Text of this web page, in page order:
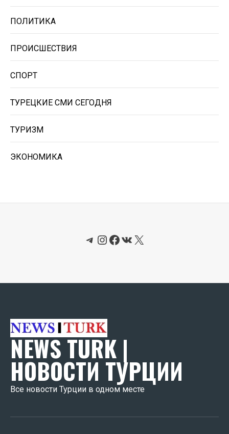
ПОЛИТИКА
ПРОИСШЕСТВИЯ
СПОРТ
ТУРЕЦКИЕ СМИ СЕГОДНЯ
ТУРИЗМ
ЭКОНОМИКА
Telegram
Instagram
Facebook
ВКонтакте
X
NEWS TURK |
НОВОСТИ ТУРЦИИ
Все новости Турции в одном месте